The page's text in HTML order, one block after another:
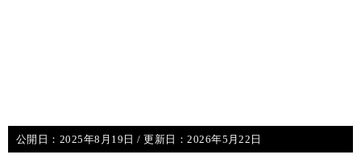
公開日： 2025年8月19日 / 更新日：2026年5月22日